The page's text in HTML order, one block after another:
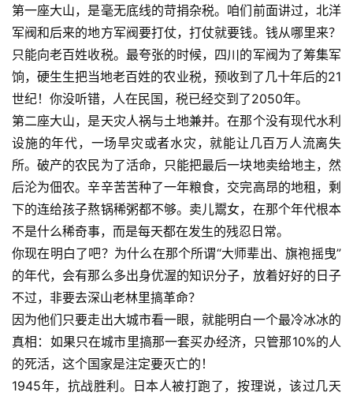
第一座大山，是毫无底线的苛捐杂税。咱们前面讲过，北洋
军阀和后来的地方军阀要打仗，打仗就要钱。钱从哪里来？
只能向老百姓收税。最夸张的时候，四川的军阀为了筹集军
饷，硬生生把当地老百姓的农业税，预收到了几十年后的21
世纪！你没听错，人在民国，税已经交到了2050年。
第二座大山，是天灾人祸与土地兼并。在那个没有现代水利
设施的年代，一场旱灾或者水灾，就能让几百万人流离失
所。破产的农民为了活命，只能把最后一块地卖给地主，然
后沦为佃农。辛辛苦苦种了一年粮食，交完高昂的地租，剩
下的连给孩子熬锅稀粥都不够。卖儿鬻女，在那个年代根本
不是什么稀奇事，而是每天都在发生的残忍日常。
你现在明白了吧？为什么在那个所谓“大师辈出、旗袍摇曳”
的年代，会有那么多出身优渥的知识分子，放着好好的日子
不过，非要去深山老林里搞革命？
因为他们只要走出大城市看一眼，就能明白一个最冷冰冰的
真相：如果只在城市里搞那一套买办经济，只管那10%的人
的死活，这个国家是注定要灭亡的！
1945年，抗战胜利。日本人被打跑了，按理说，该过几天